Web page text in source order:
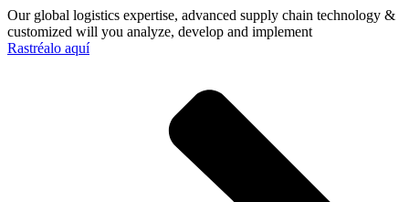
Our global logistics expertise, advanced supply chain technology &
customized will you analyze, develop and implement
Rastréalo aquí